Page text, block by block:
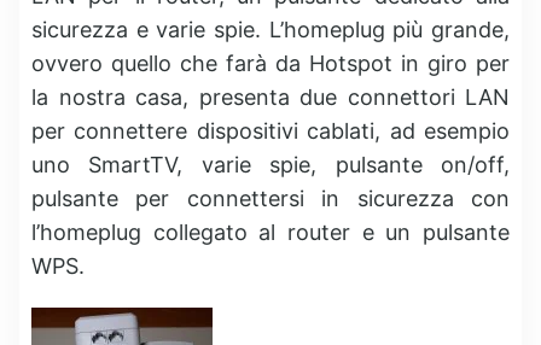
sicurezza e varie spie. L’homeplug più grande,
ovvero quello che farà da Hotspot in giro per
la nostra casa, presenta due connettori LAN
per connettere dispositivi cablati, ad esempio
uno SmartTV, varie spie, pulsante on/off,
pulsante per connettersi in sicurezza con
l’homeplug collegato al router e un pulsante
WPS.